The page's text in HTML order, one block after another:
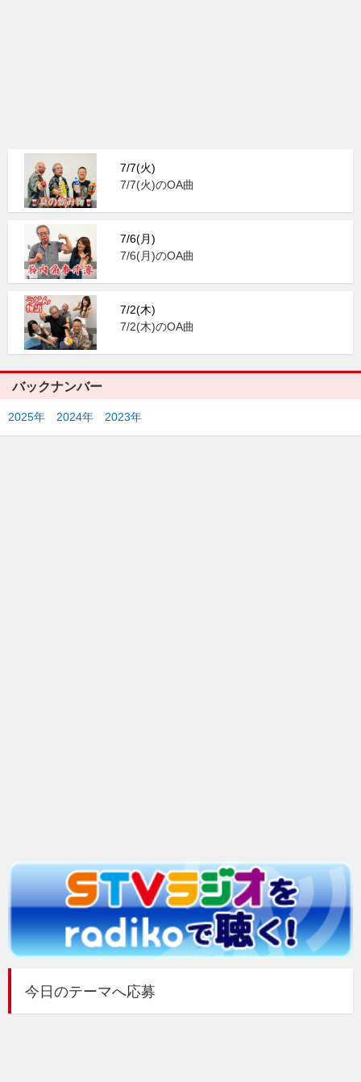
7/7(火)
7/7(火)のOA曲
7/6(月)
7/6(月)のOA曲
7/2(木)
7/2(木)のOA曲
バックナンバー
2025年 2024年 2023年
今日のテーマへ応募